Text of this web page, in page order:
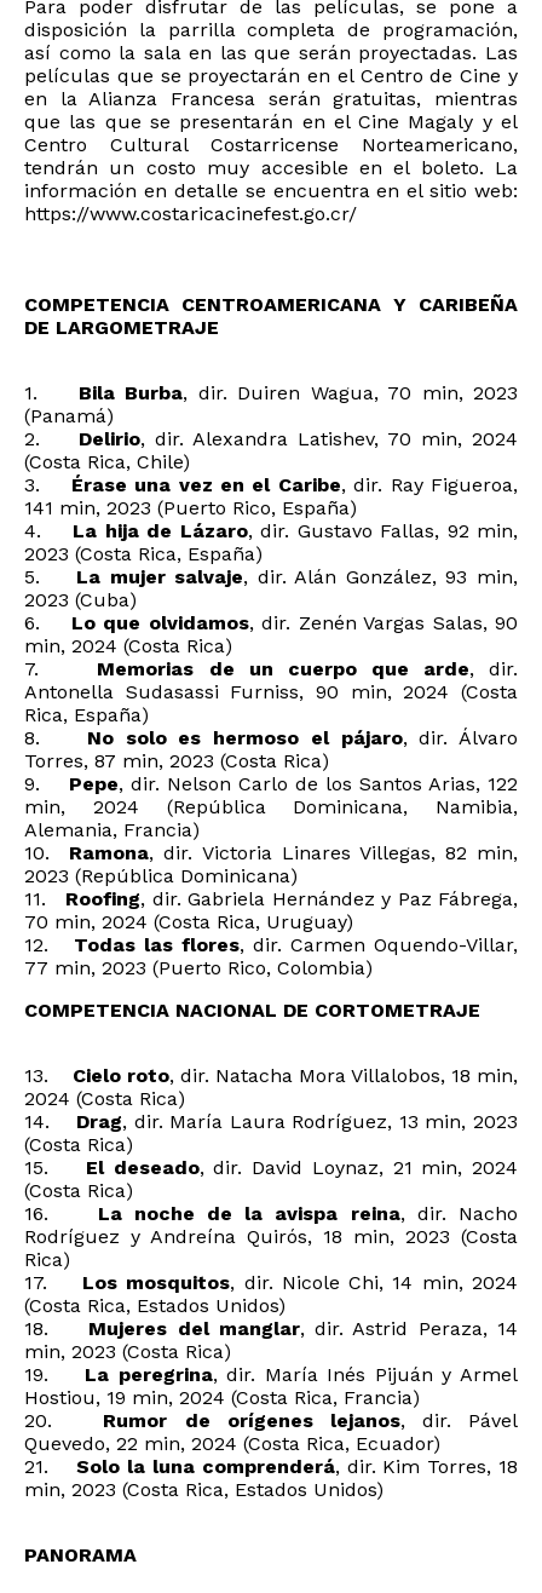
Para poder disfrutar de las películas, se pone a
disposición la parrilla completa de programación,
así como la sala en las que serán proyectadas. Las
películas que se proyectarán en el Centro de Cine y
en la Alianza Francesa serán gratuitas, mientras
que las que se presentarán en el Cine Magaly y el
Centro Cultural Costarricense Norteamericano,
tendrán un costo muy accesible en el boleto. La
información en detalle se encuentra en el sitio web:
https://www.costaricacinefest.go.cr/
COMPETENCIA CENTROAMERICANA Y CARIBEÑA
DE LARGOMETRAJE
1. Bila Burba, dir. Duiren Wagua, 70 min, 2023
(Panamá)
2. Delirio, dir. Alexandra Latishev, 70 min, 2024
(Costa Rica, Chile)
3. Érase una vez en el Caribe, dir. Ray Figueroa,
141 min, 2023 (Puerto Rico, España)
4. La hija de Lázaro, dir. Gustavo Fallas, 92 min,
2023 (Costa Rica, España)
5. La mujer salvaje, dir. Alán González, 93 min,
2023 (Cuba)
6. Lo que olvidamos, dir. Zenén Vargas Salas, 90
min, 2024 (Costa Rica)
7. Memorias de un cuerpo que arde, dir.
Antonella Sudasassi Furniss, 90 min, 2024 (Costa
Rica, España)
8.
No solo es hermoso el pájaro, dir. Álvaro
Torres, 87 min, 2023 (Costa Rica)
9. Pepe, dir. Nelson Carlo de los Santos Arias, 122
min, 2024 (República Dominicana, Namibia,
Alemania, Francia)
10. Ramona, dir. Victoria Linares Villegas, 82 min,
2023 (República Dominicana)
11. Roofing, dir. Gabriela Hernández y Paz Fábrega,
70 min, 2024 (Costa Rica, Uruguay)
12. Todas las flores, dir. Carmen Oquendo-Villar,
77 min, 2023 (Puerto Rico, Colombia)
COMPETENCIA NACIONAL DE CORTOMETRAJE
13. Cielo roto, dir. Natacha Mora Villalobos, 18 min,
2024 (Costa Rica)
14. Drag, dir. María Laura Rodríguez, 13 min, 2023
(Costa Rica)
15. El deseado, dir. David Loynaz, 21 min, 2024
(Costa Rica)
16. La noche de la avispa reina, dir. Nacho
Rodríguez y Andreína Quirós, 18 min, 2023 (Costa
Rica)
17. Los mosquitos, dir. Nicole Chi, 14 min, 2024
(Costa Rica, Estados Unidos)
18. Mujeres del manglar, dir. Astrid Peraza, 14
min, 2023 (Costa Rica)
19. La peregrina, dir. María Inés Pijuán y Armel
Hostiou, 19 min, 2024 (Costa Rica, Francia)
20. Rumor de orígenes lejanos, dir. Pável
Quevedo, 22 min, 2024 (Costa Rica, Ecuador)
21.Solo la luna comprenderá, dir. Kim Torres, 18
min, 2023 (Costa Rica, Estados Unidos)
PANORAMA